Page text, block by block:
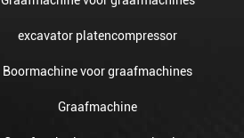
excavator platencompressor
Boormachine voor graafmachines
Graafmachine